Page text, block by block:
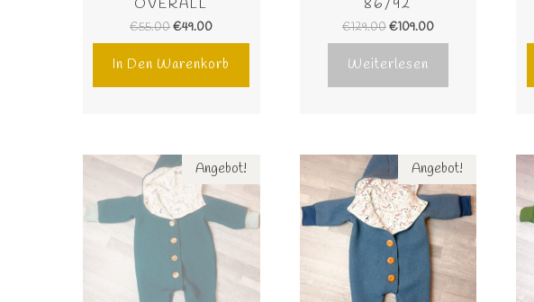
OVERALL
€55.00€49.00
In Den Warenkorb
86/92
€129.00€109.00
Weiterlesen
Angebot! Angebot!